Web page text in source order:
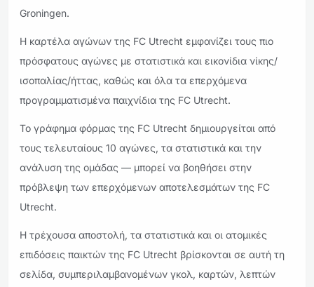
Groningen.
Η καρτέλα αγώνων της FC Utrecht εμφανίζει τους πιο
πρόσφατους αγώνες με στατιστικά και εικονίδια νίκης/
ισοπαλίας/ήττας, καθώς και όλα τα επερχόμενα
προγραμματισμένα παιχνίδια της FC Utrecht.
Το γράφημα φόρμας της FC Utrecht δημιουργείται από
τους τελευταίους 10 αγώνες, τα στατιστικά και την
ανάλυση της ομάδας — μπορεί να βοηθήσει στην
πρόβλεψη των επερχόμενων αποτελεσμάτων της FC
Utrecht.
Η τρέχουσα αποστολή, τα στατιστικά και οι ατομικές
επιδόσεις παικτών της FC Utrecht βρίσκονται σε αυτή τη
σελίδα, συμπεριλαμβανομένων γκολ, καρτών, λεπτών